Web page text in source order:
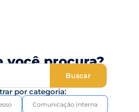
você procura?
Buscar
por categoria:
Comunicação Interna